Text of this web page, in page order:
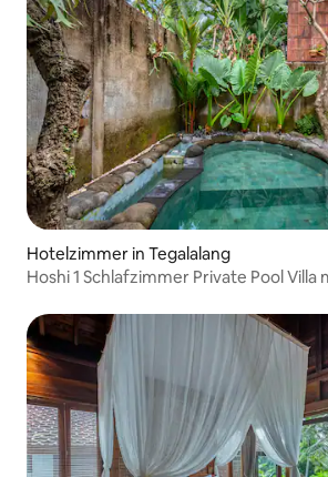
Hotelzimmer in Tegalalang
Hoshi 1 Schlafzimmer Private Pool Villa